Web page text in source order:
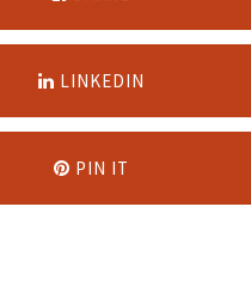
LINKEDIN
PIN IT